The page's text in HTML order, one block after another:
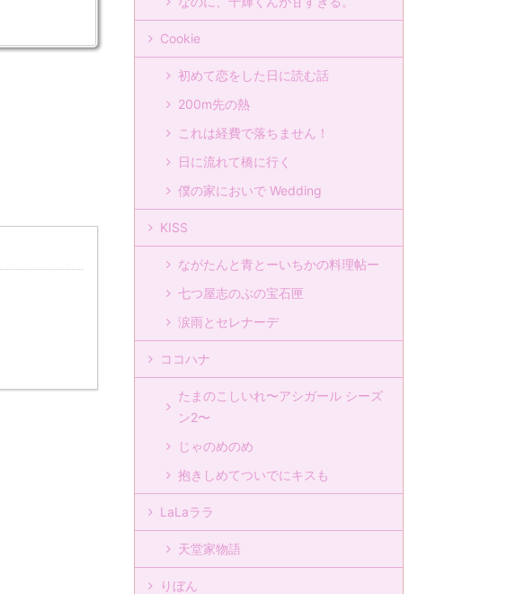
Cookie
初めて恋をした日に読む話
200m先の熱
これは経費で落ちません！
日に流れて橋に行く
僕の家においで Wedding
KISS
ながたんと青とーいちかの料理帖ー
七つ屋志のぶの宝石匣
涙雨とセレナーデ
ココハナ
たまのこしいれ〜アシガール シーズ
ン2〜
じゃのめのめ
抱きしめてついでにキスも
LaLaララ
天堂家物語
りぼん